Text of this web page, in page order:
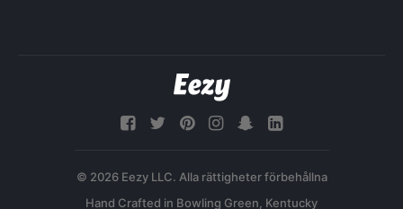
© 2026 Eezy LLC. Alla rättigheter förbehållna